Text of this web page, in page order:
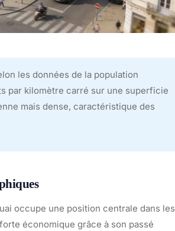
les données de la population
par kilomètre carré sur une superficie
mais dense, caractéristique des
occupe une position centrale dans les
économique grâce à son passé